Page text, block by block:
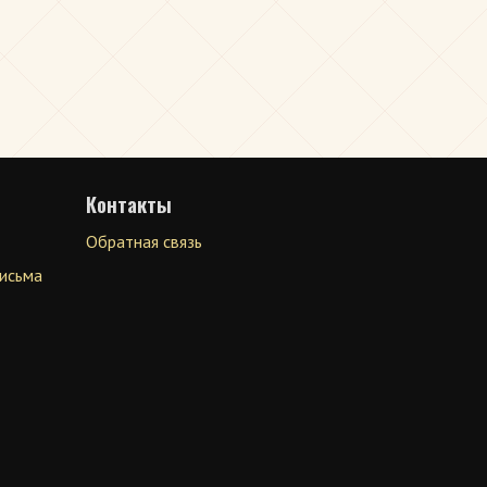
Контакты
Обратная связь